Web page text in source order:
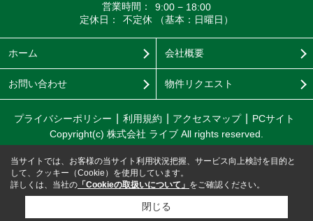
営業時間：
9:00 − 18:00
定休日：
不定休 （基本：日曜日）
ホーム 会社概要
お問い合わせ 物件リクエスト
プライバシーポリシー 利用規約 アクセスマップ
PCサイト
Copyright(c) 株式会社 ライブ All rights reserved.
当サイトでは、お客様の当サイト利用状況把握、サービス向上検討を目的と
して、クッキー（Cookie）を使用しています。
詳しくは、当社の 「Cookieの取扱いについて」 をご確認ください。
閉じる